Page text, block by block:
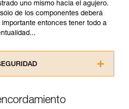
uno mismo hacia el agujero.
de los componentes deberá
entonces tener todo a
debe comprender la